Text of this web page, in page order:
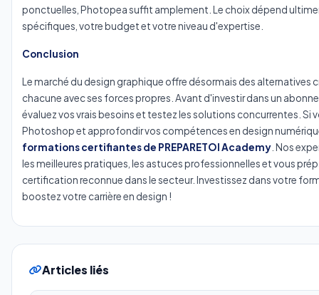
ponctuelles, Photopea suffit amplement. Le choix dépend
spécifiques, votre budget et votre niveau d'expertise.
Conclusion
Le marché du design graphique offre désormais des alternatives
chacune avec ses forces propres. Avant d'investir dans un
évaluez vos vrais besoins et testez les solutions concurrentes. Si
Photoshop et approfondir vos compétences en design
formations certifiantes de PREPARETOI Academy. Nos
les meilleures pratiques, les astuces professionnelles et vous
certification reconnue dans le secteur. Investissez dans votre
boostez votre carrière en design !
Articles liés